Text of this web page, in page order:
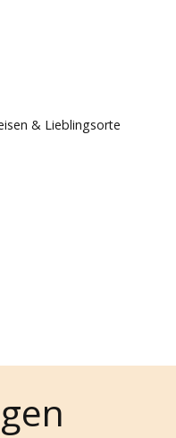
& Lieblingsorte